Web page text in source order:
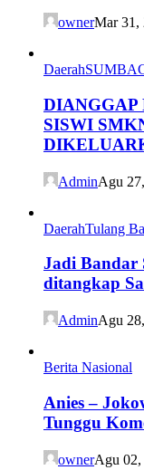
ownerMar 31,
Daerah
DIANGGAP
SISWI
AdminAgu
DaerahTulang
Jadi Bandar
ditangkap
AdminAgu
Berita Nasional
Anies –
Tunggu
ownerAgu 02,